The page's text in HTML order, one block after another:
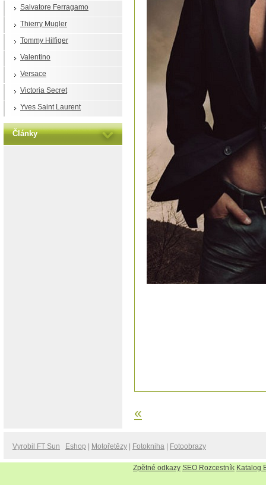
Salvatore Ferragamo
Thierry Mugler
Tommy Hilfiger
Valentino
Versace
Victoria Secret
Yves Saint Laurent
Články
«
Vyrobil FT Sun Eshop Motořetězy Fotokniha Fotoobrazy
Zpětné odkazy SEO Rozcestník Katalog